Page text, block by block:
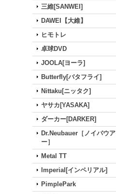
三維[SANWEI]
DAWEI【大維】
ヒモトレ
卓球DVD
JOOLA[ヨーラ]
Butterfly[バタフライ]
Nittaku[ニッタク]
ヤサカ[YASAKA]
ダーカー[DARKER]
Dr.Neubauer［ノイバウア
ー］
Metal TT
Imperial[インペリアル]
PimplePark